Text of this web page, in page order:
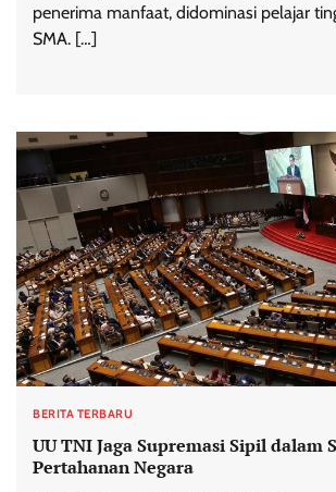
penerima manfaat, didominasi pelajar
SMA. […]
BERITA TERBARU
UU TNI Jaga Supremasi Sipil dalam
Pertahanan Negara